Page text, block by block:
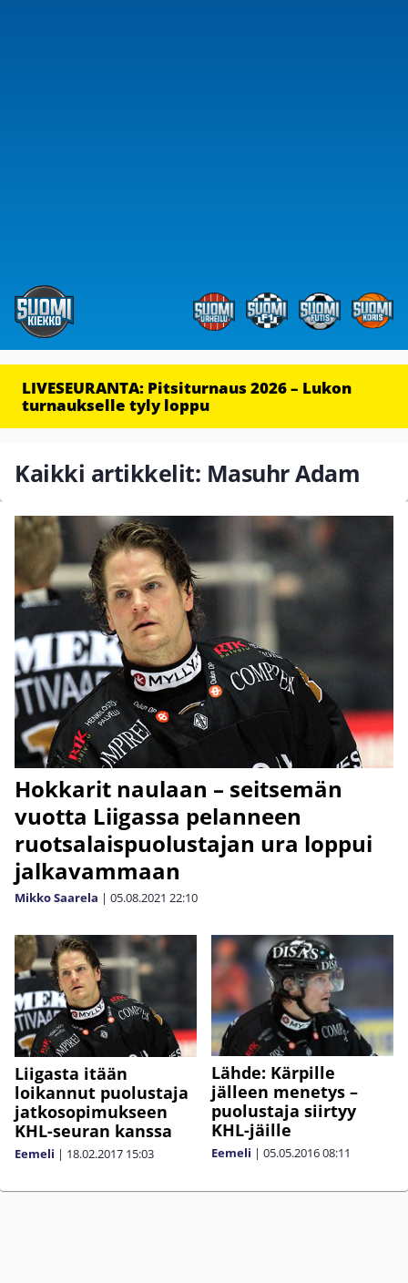
LIVESEURANTA: Pitsiturnaus 2026 – Lukon
turnaukselle tyly loppu
Kaikki artikkelit: Masuhr Adam
Hokkarit naulaan – seitsemän
vuotta Liigassa pelanneen
ruotsalaispuolustajan ura loppui
jalkavammaan
Mikko Saarela | 05.08.2021 22:10
Liigasta itään
loikannut puolustaja
jatkosopimukseen
KHL-seuran kanssa
Eemeli | 18.02.2017 15:03
Lähde: Kärpille
jälleen menetys –
puolustaja siirtyy
KHL-jäille
Eemeli | 05.05.201608:11